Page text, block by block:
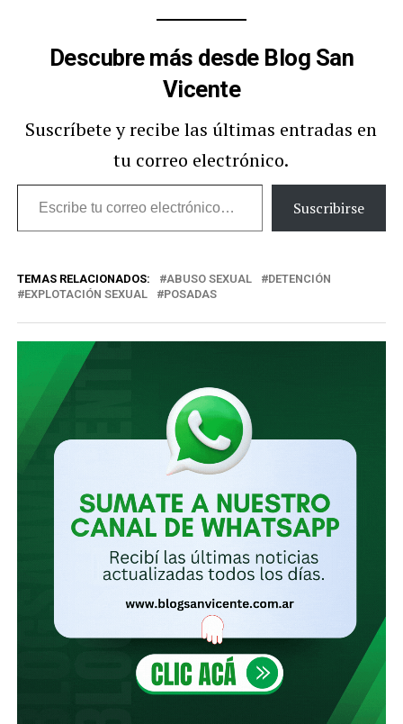
Descubre más desde Blog San
Vicente
Suscríbete y recibe las últimas entradas en
tu correo electrónico.
Escribe
tu
electrónico…
Suscribirse
TEMAS RELACIONADOS: ABUSO SEXUAL
DETENCIÓN
EXPLOTACIÓN SEXUAL
POSADAS